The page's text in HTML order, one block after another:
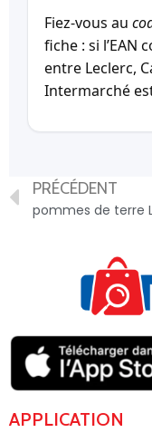
Fiez-vous au
fiche : si l’EAN
entre Leclerc,
Intermarché
PRÉCÉDENT
APPLICATION